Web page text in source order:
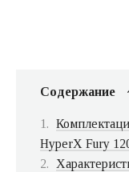
Содержание
HyperX Fury